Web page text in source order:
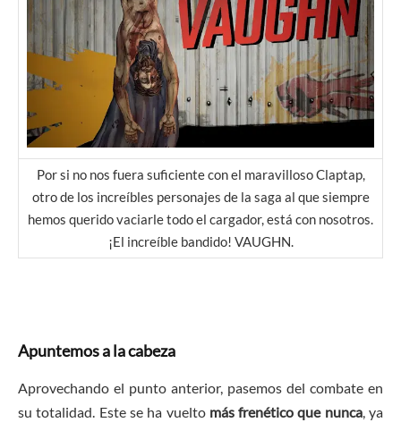
Por si no nos fuera suficiente con el maravilloso Claptap,
otro de los increíbles personajes de la saga al que siempre
hemos querido vaciarle todo el cargador, está con nosotros.
¡El increíble bandido! VAUGHN.
Apuntemos a la cabeza
Aprovechando el punto anterior, pasemos del combate en
su totalidad. Este se ha vuelto más frenético que nunca, ya